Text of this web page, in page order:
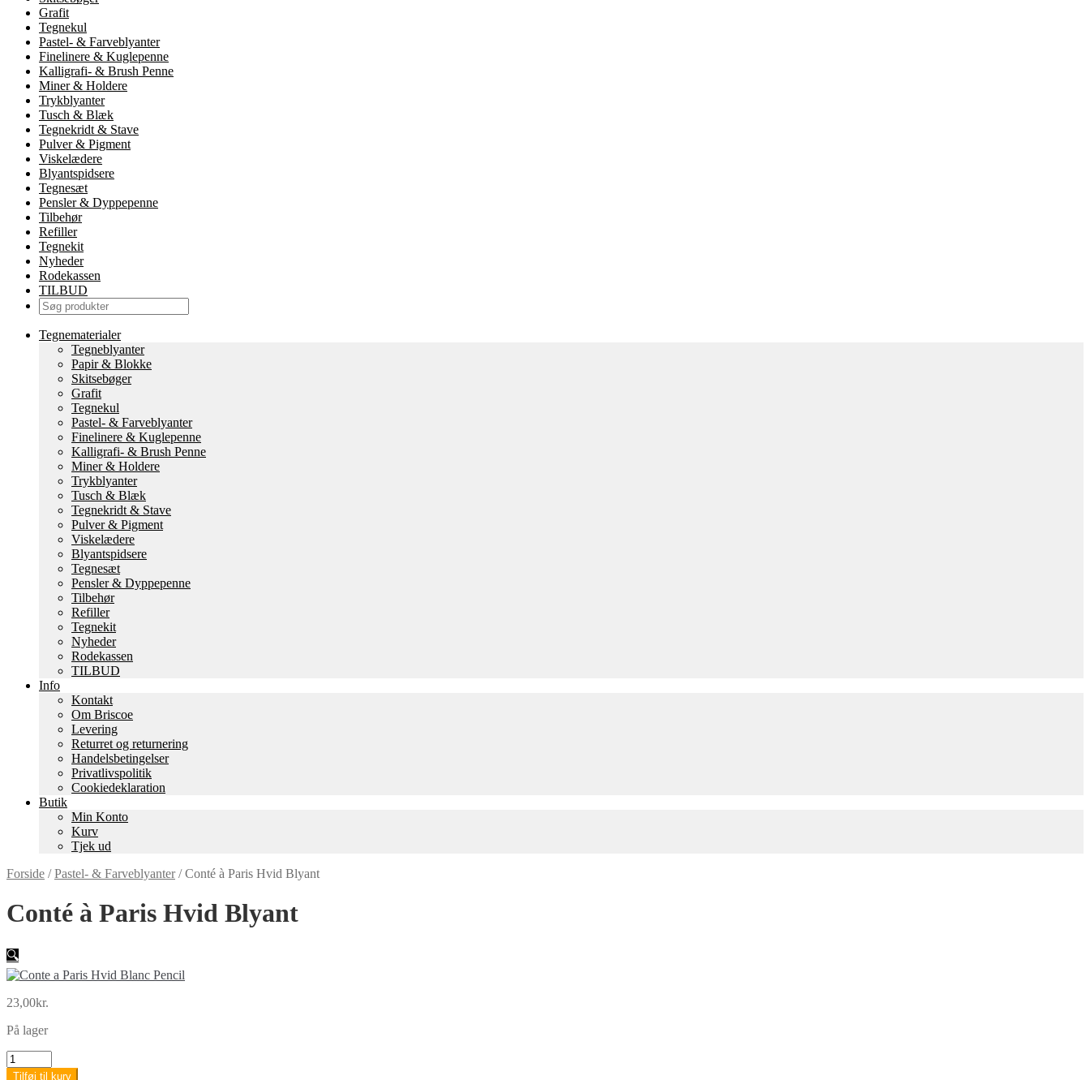
Grafit
Tegnekul
Pastel- & Farveblyanter
Finelinere & Kuglepenne
Kalligrafi- & Brush Penne
Miner & Holdere
Trykblyanter
Tusch & Blæk
Tegnekridt & Stave
Pulver & Pigment
Viskelædere
Blyantspidsere
Tegnesæt
Pensler & Dyppepenne
Tilbehør
Refiller
Tegnekit
Nyheder
Rodekassen
TILBUD
Tegnematerialer
Tegneblyanter
Papir & Blokke
Skitsebøger
Grafit
Tegnekul
Pastel- & Farveblyanter
Finelinere & Kuglepenne
Kalligrafi- & Brush Penne
Miner & Holdere
Trykblyanter
Tusch & Blæk
Tegnekridt & Stave
Pulver & Pigment
Viskelædere
Blyantspidsere
Tegnesæt
Pensler & Dyppepenne
Tilbehør
Refiller
Tegnekit
Nyheder
Rodekassen
TILBUD
Info
Kontakt
Om Briscoe
Levering
Returret og returnering
Handels­betingelser
Privatlivspolitik
Cookiedeklaration
Butik
Min Konto
Kurv
Tjek ud
Forside /Pastel- & Farveblyanter/Conté à Paris Hvid Blyant
Conté à Paris Hvid Blyant
🔍
23,00kr.
På lager
Conté
àTilføj til kurv